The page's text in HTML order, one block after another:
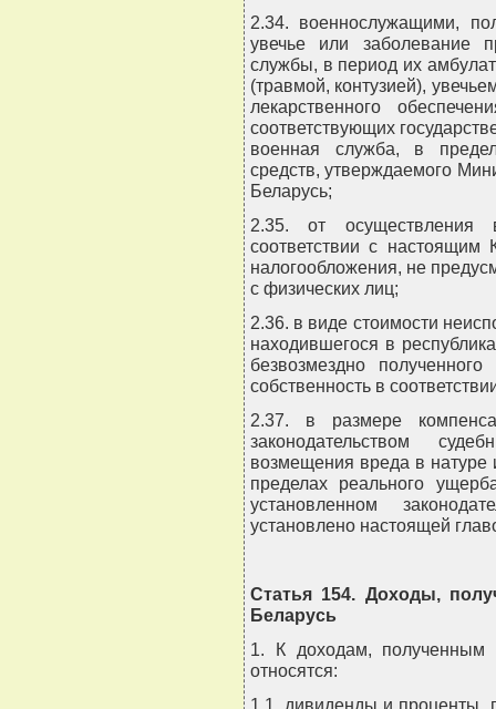
2.34. военнослужащими,
увечье или заболевание
службы, в период их
(травмой, контузией),
лекарственного
соответствующих
военная служба, в
средств, утверждаемого
Беларусь;
2.35. от осуществления
соответствии с
налогообложения, не
с физических лиц;
2.36. в виде стоимости
находившегося в
безвозмездно
собственность в
2.37. в размере
законодательством
возмещения вреда в
пределах реального
установленном
установлено настоящей
Статья 154. Доходы,
Беларусь
1. К доходам, полученным
относятся:
1.1. дивиденды и проценты,